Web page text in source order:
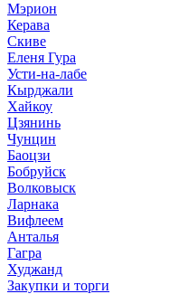
Мэрион
Керава
Скиве
Еленя Гура
Усти-на-лабе
Кырджали
Хайкоу
Цзянинь
Чунцин
Баоцзи
Бобруйск
Волковыск
Ларнака
Вифлеем
Анталья
Гагра
Худжанд
Закупки и торги